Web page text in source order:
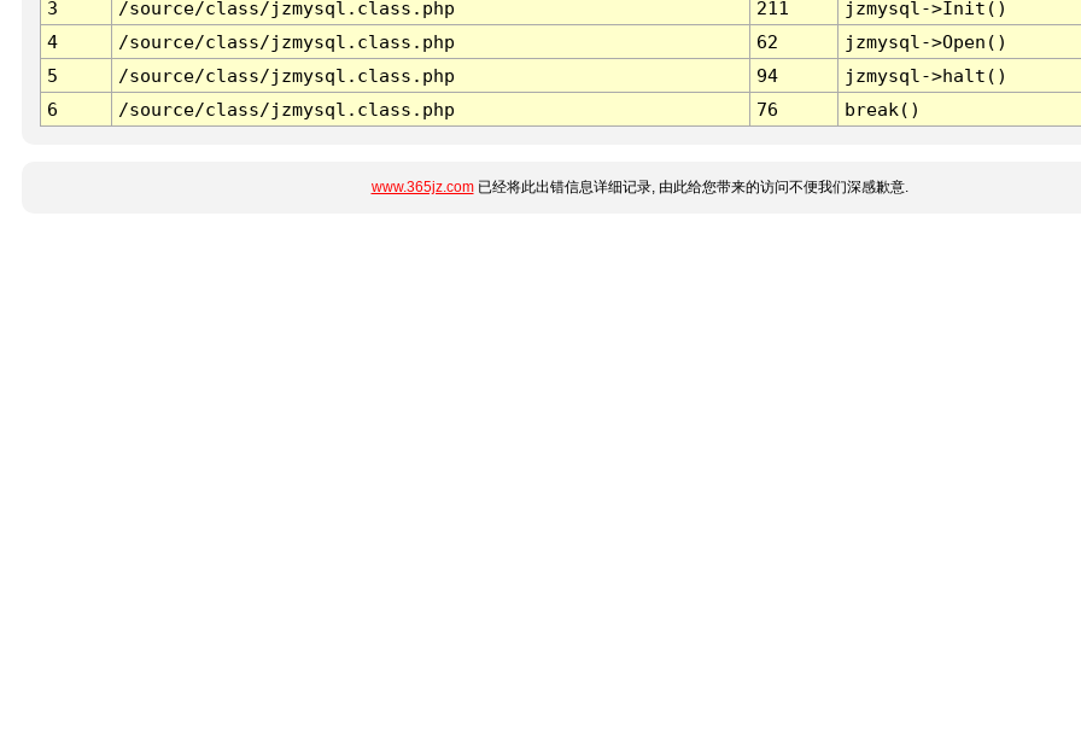
3
/source/class/jzmysql.class.php 211
jzmysql->Init()
4
/source/class/jzmysql.class.php 62
jzmysql->Open()
5
/source/class/jzmysql.class.php 94
jzmysql->halt()
6
/source/class/jzmysql.class.php 76 break()
www.365jz.com已经将此出错信息详细记录, 由此给您带来的访问不便我们深感歉意.